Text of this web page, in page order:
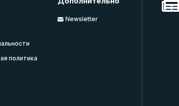
политика
Newsletter